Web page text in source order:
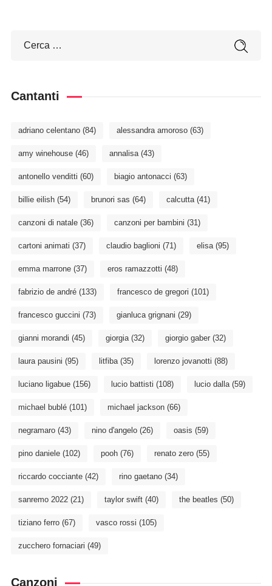
Cantanti
adriano celentano(84) alessandra amoroso(63)
amy winehouse(46) annalisa(43)
antonello venditti (60) biagio antonacci (63)
billie eilish(54) brunori sas (64) calcutta(41)
canzoni di natale(36) canzoni per bambini (31)
cartoni animati (37) claudio baglioni (71) elisa(95)
emma marrone(37) eros ramazzotti (48)
fabrizio de andré(133) francesco de gregori (101)
francesco guccini (73) gianluca grignani (29)
gianni morandi (45) giorgia(32) giorgio gaber(32)
laura pausini (95) litfiba(35) lorenzo jovanotti (88)
luciano ligabue(156) lucio battisti (108) lucio dalla(59)
michael bublé(101) michael jackson(66)
negramaro(43) nino d'angelo(26) oasis (59)
pino daniele(102) pooh(76) renato zero(55)
riccardo cocciante(42) rino gaetano(34)
sanremo 2022(21) taylor swift(40) the beatles (50)
tiziano ferro(67) vasco rossi (105)
zucchero fornaciari (49)
Canzoni